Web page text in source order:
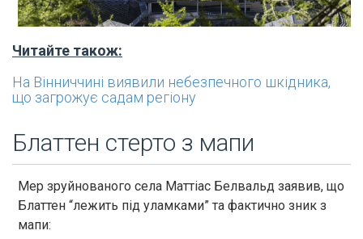
Читайте також:
На Вінниччині виявили небезпечного шкідника,
що загрожує садам регіону
Блаттен стерто з мапи
Мер зруйнованого села Маттіас Белвальд заявив, що
Блаттен “лежить під уламками” та фактично зник з
мапи: